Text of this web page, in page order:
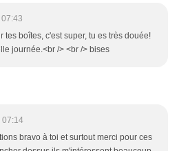
tes boîtes, c'est super, tu es très douée!
journée.<br /> <br /> bises
07:14
bravo à toi et surtout merci pour ces